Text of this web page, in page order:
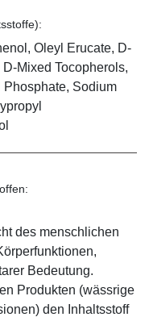
Oleyl Erucate, D-
Mixed Tocopherols,
Phosphate, Sodium
des menschlichen
Bedeutung.
Produkten (wässrige
den Inhaltsstoff